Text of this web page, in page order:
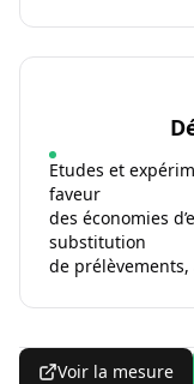
Etudes et
faveur
des économies
substitution
de prélèvements,
Voir la mesure